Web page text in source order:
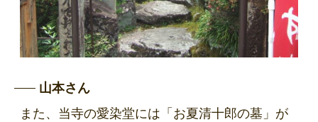
山本さん
また、当寺の愛染堂には「お夏清十郎の墓」が